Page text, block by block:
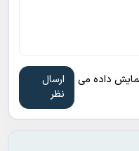
داده می